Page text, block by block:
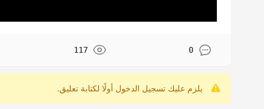
0
117
يلزم عليك تسجيل الدخول أولًا لكتابة تعليق.